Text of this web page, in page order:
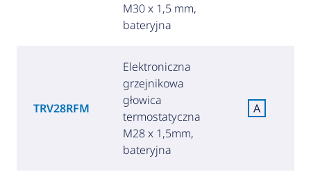
M30 x 1,5 mm,
bateryjna
TRV28RFM
Elektroniczna
grzejnikowa
głowica
termostatyczna
M28 x 1,5mm,
bateryjna
A